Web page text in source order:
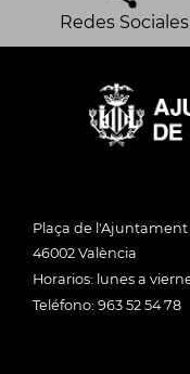
Redes Sociales
Plaça de l'Ajuntament
46002 València
Horarios: lunes a
Teléfono: 963 52 54 78